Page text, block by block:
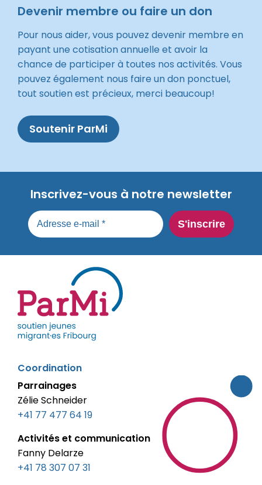
Devenir membre ou faire un don
Pour nous aider, vous pouvez devenir membre en
payant une cotisation annuelle et avoir la
chance de participer à toutes nos activités. Vous
pouvez également nous faire un don ponctuel,
tout soutien est précieux, merci beaucoup!
Soutenir ParMi
Inscrivez-vous à notre newsletter
Coordination
Parrainages
Zélie Schneider
+41 77 477 64 19
Activités et communication
Fanny Delarze
+41 78 307 07 31‬